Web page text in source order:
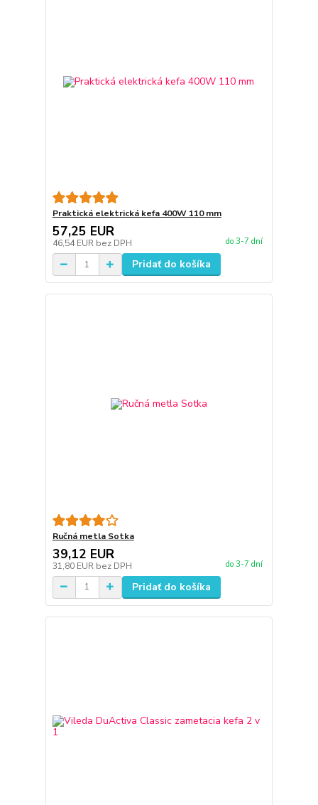
Praktická elektrická kefa 400W 110 mm
57,25 EUR
46,54 EUR bez DPH do 3-7 dní
Pridať do košíka
Ručná metla Sotka
39,12 EUR
31,80 EUR bez DPH do 3-7 dní
Pridať do košíka